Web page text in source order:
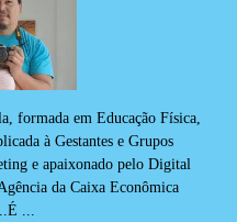
formada em Educação Física,
à Gestantes e Grupos
e apaixonado pelo Digital
da Caixa Econômica
...